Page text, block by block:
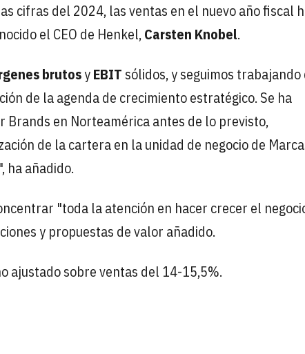
cifras del 2024, las ventas en el nuevo año fiscal
el CEO de Henkel,Carsten Knobel.
brutosyEBIT sólidos, y seguimos trabajando
de la agenda de crecimiento estratégico. Se ha
en Norteamérica antes de lo previsto,
de la cartera en la unidad de negocio de
ha añadido.
"toda la atención en hacer crecer el
y propuestas de valor añadido.
ajustado sobre ventas del 14-15,5%.